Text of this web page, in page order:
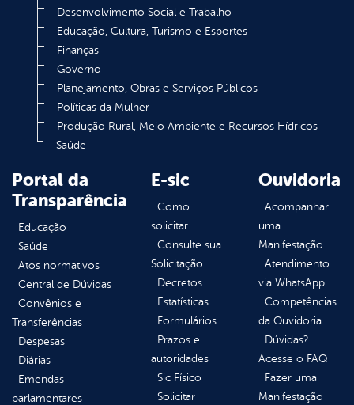
Desenvolvimento Social e Trabalho
Educação, Cultura, Turismo e Esportes
Finanças
Governo
Planejamento, Obras e Serviços Públicos
Políticas da Mulher
Produção Rural, Meio Ambiente e Recursos Hídricos
Saúde
Portal da
Transparência
Educação
Saúde
Atos normativos
Central de Dúvidas
Convênios e
Transferências
Despesas
Diárias
Emendas
parlamentares
E-sic
Como
solicitar
Consulte sua
Solicitação
Decretos
Estatísticas
Formulários
Prazos e
autoridades
Sic Físico
Solicitar
Ouvidoria
Acompanhar
uma
Manifestação
Atendimento
via WhatsApp
Competências
da Ouvidoria
Dúvidas?
Acesse o FAQ
Fazer uma
Manifestação